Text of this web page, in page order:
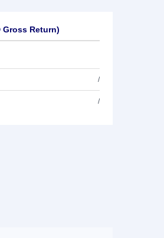
Gross Return)
/
/